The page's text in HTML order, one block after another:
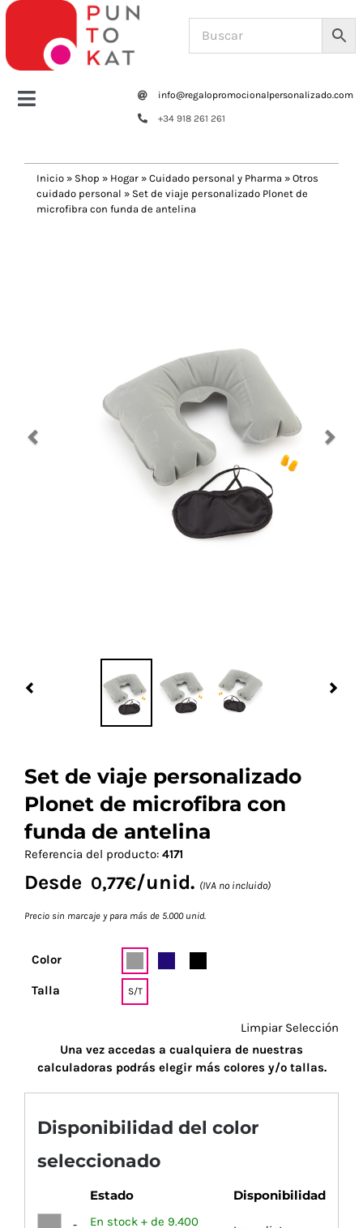
Saltar
contenido
Toggle
Tazas y botellas
Navidad 🎄 Invierno
info@regalopromocionalpersonalizado.com
+34 918 261 261
Inicio » Shop » Hogar » Cuidado personal y Pharma » Otros
cuidado personal » Set de viaje personalizado Plonet de
microfibra con funda de antelina
Set de viaje personalizado
Plonet de microfibra con
funda de antelina
Referencia del producto: 4171
Desde 0,77€/unid. (IVA no incluido)
Precio sin marcaje y para más de 5.000 unid.
Color
Talla S/T
Limpiar Selección
Una vez accedas a cualquiera de nuestras
calculadoras podrás elegir más colores y/o tallas.
Disponibilidad del color
seleccionado
Estado Disponibilidad
-
En stock + de 9.400